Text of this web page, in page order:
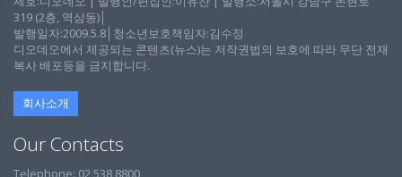
319 (2층, 역삼동)│
발행일자:2009.5.8│청소년보호책임자:김수정
디오데오에서 제공되는 콘텐츠(뉴스)는 저작권법의 보호에 따라 무단 전재
복사 배포등을 금지합니다.
회사소개
Our Contacts
Telephone: 02 538 8800